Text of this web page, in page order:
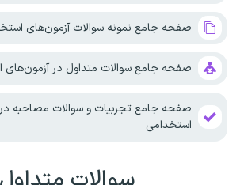
صفحه جامع نمونه سوالات آزمون‌های
صفحه جامع سوالات متداول در آزمون‌های
صفحه جامع تجربیات و سوالات مصاحبه
استخدامی